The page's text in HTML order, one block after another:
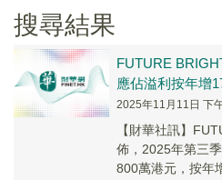
搜尋結果
FUTURE
應佔溢利按年增
2025年11月11日 下
【財華社訊】
佈，2025年第三
800萬港元，按年